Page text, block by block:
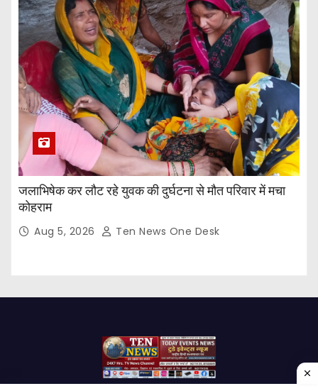
जलाभिषेक कर लौट रहे युवक की दुर्घटना से मौत परिवार में मचा
कोहराम
Aug 5, 2026 Ten News One Desk